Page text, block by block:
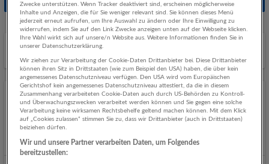
Ähnliche Stellenanzeigen
Friseur:in (w/m/d)
09.07.2026,Mauro Friseursalon
Hallein
Zwecke unterstützen. Wenn Tracker deaktiviert sind, erscheinen möglicherweise
Inhalte und Anzeigen, die für Sie weniger relevant sind. Sie können dieses Menü
jederzeit erneut aufrufen, um Ihre Auswahl zu ändern oder Ihre Einwilligung zu
widerrufen, indem Sie auf den Link Zwecke anzeigen unten auf der Webseite klicken.
Ihre Wahl wirkt sich auf unsere/n Website aus. Weitere Informationen finden Sie in
unserer Datenschutzerklärung.
Wir ziehen zur Verarbeitung der Cookie-Daten Drittanbieter bei. Diese Drittanbieter
können ihren Sitz in Drittstaaten (wie zum Beispiel den USA) haben, die über kein
angemessenes Datenschutzniveau verfügen. Den USA wird vom Europäischen
Gerichtshof kein angemessenes Datenschutzniveau attestiert, da die in diesem
Zusammenhang verarbeiteten Cookie-Daten auch durch US-Behörden zu Kontroll-
und Überwachungszwecken verarbeitet werden können und Sie gegen eine solche
Verarbeitung keine wirksamen Rechtsbehelfe geltend machen können. Mit dem Klick
auf „Cookies zulassen“ stimmen Sie zu, dass wir Drittanbieter (auch in Drittstaaten)
beiziehen dürfen.
Wir und unsere Partner verarbeiten Daten, um Folgendes
bereitzustellen: